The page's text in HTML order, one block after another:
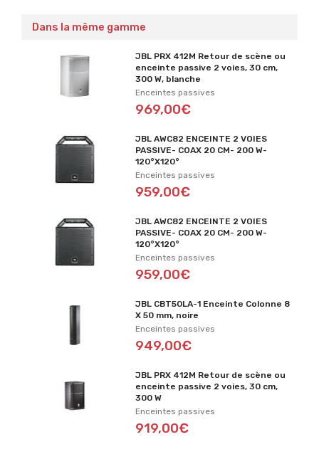
Dans la même gamme
JBL PRX 412M Retour de scène ou
enceinte passive 2 voies, 30 cm,
300 W, blanche
Enceintes passives
969,00€
JBL AWC82 ENCEINTE 2 VOIES
PASSIVE- COAX 20 CM- 200 W-
120°X120°
Enceintes passives
959,00€
JBL AWC82 ENCEINTE 2 VOIES
PASSIVE- COAX 20 CM- 200 W-
120°X120°
Enceintes passives
959,00€
JBL CBT50LA-1 Enceinte Colonne 8
X 50 mm, noire
Enceintes passives
949,00€
JBL PRX 412M Retour de scène ou
enceinte passive 2 voies, 30 cm,
300 W
Enceintes passives
919,00€